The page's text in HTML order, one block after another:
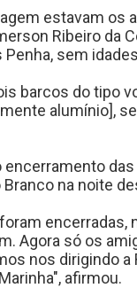
estavam os
Ribeiro da
sem
barcos do tipo
alumínio],
na noite
Agora só os
nos dirigindo
afirmou.